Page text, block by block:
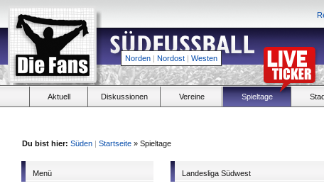
Norden | Nordost | Westen
Aktuell Diskussionen Vereine Spieltage
Du bist hier: Süden | Startseite » Spieltage
Menü Landesliga Südwest